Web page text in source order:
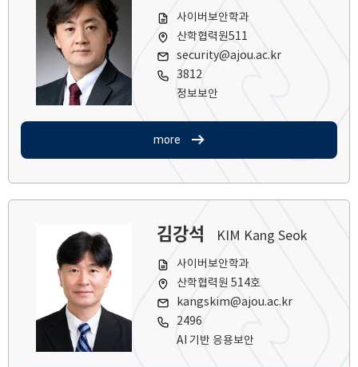
사이버보안학과
산학협력원511
security@ajou.ac.kr
3812
정보보안
more
김강석 KIM Kang Seok
사이버보안학과
산학협력원 514호
kangskim@ajou.ac.kr
2496
AI 기반 응용보안